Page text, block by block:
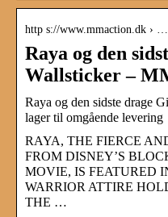
http s://www.mmaction.dk ›
Raya og den
Wallsticker –
Raya og den sidste drage
lager til omgående levering
RAYA, THE FIERCE
FROM DISNEY’S
MOVIE, IS FEATURED
WARRIOR ATTIRE
THE …